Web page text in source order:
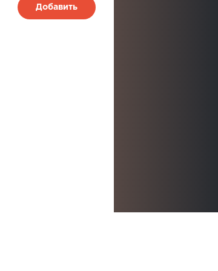
Добавить